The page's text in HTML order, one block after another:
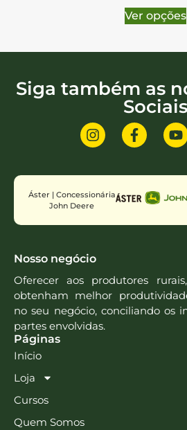
Ver opções
Siga também as
Sociais
Áster | Concessionária
John Deere
Nosso negócio
Oferecer aos produtores
obtenham melhor
no seu negócio, conciliando os
partes envolvidas.
Páginas
Início
Loja
Cursos
Quem Somos